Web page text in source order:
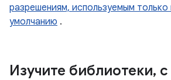
разрешениям, используемым только
умолчанию .
Изучите библиотеки,